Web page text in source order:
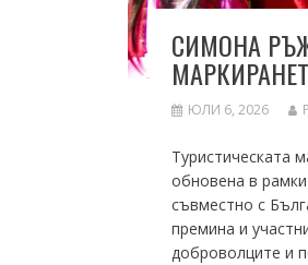
СИМОНА
ЮЛИ 6, 2026
Туристическата
обновена в
съвместно с
премина и
доброволците и